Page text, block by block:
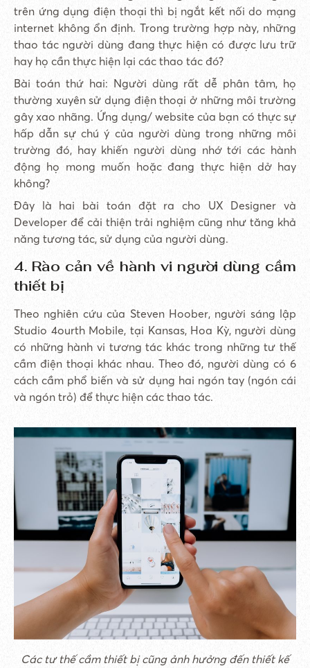
trên ứng dụng điện thoại thì bị ngắt kết nối do mạng
internet không ổn định. Trong trường hợp này, những
thao tác người dùng đang thực hiện có được lưu trữ
hay họ cần thực hiện lại các thao tác đó?
Bài toán thứ hai: Người dùng rất dễ phân tâm, họ
thường xuyên sử dụng điện thoại ở những môi trường
gây xao nhãng. Ứng dụng/ website của bạn có thực sự
hấp dẫn sự chú ý của người dùng trong những môi
trường đó, hay khiến người dùng nhớ tới các hành
động họ mong muốn hoặc đang thực hiện dở hay
không?
Đây là hai bài toán đặt ra cho UX Designer và
Developer để cải thiện trải nghiệm cũng như tăng khả
năng tương tác, sử dụng của người dùng.
4. Rào cản về hành vi người dùng cầm
thiết bị
Theo nghiên cứu của Steven Hoober, người sáng lập
Studio 4ourth Mobile, tại Kansas, Hoa Kỳ, người dùng
có những hành vi tương tác khác trong những tư thế
cầm điện thoại khác nhau. Theo đó, người dùng có 6
cách cầm phổ biến và sử dụng hai ngón tay (ngón cái
và ngón trỏ) để thực hiện các thao tác.
Các tư thế cầm thiết bị cũng ảnh hưởng đến thiết kế